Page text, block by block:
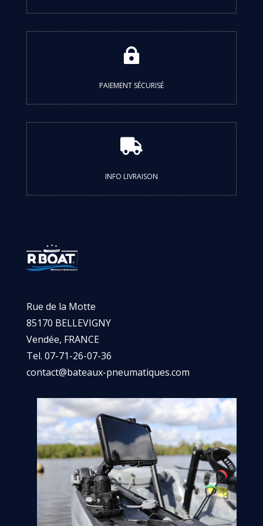

PAIEMENT SÉCURISÉ

INFO LIVRAISON
Rue de la Motte
85170 BELLEVIGNY
Vendée, FRANCE
Tel. 07-71-26-07-36
contact@bateaux-pneumatiques.com